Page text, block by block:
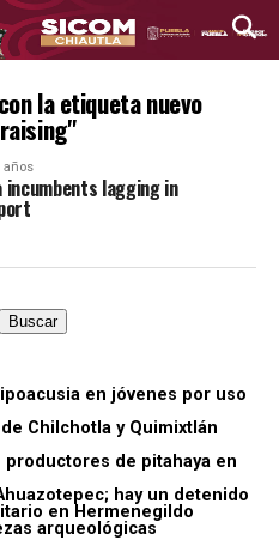
la etiqueta nuevo
años
incumbents lagging in
Buscar
en jóvenes por uso
Chilchotla y Quimixtlán
de pitahaya en
hay un detenido
en Hermenegildo
arqueológicas